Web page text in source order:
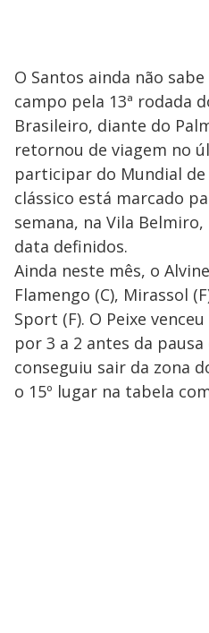
O Santos ainda não
campo pela 13ª rodada
Brasileiro, diante do
retornou de viagem no
participar do Mundial de
clássico está marcado
semana, na Vila
data definidos.
Ainda neste mês, o
Flamengo (C), Mirassol
Sport (F). O Peixe
por 3 a 2 antes da
conseguiu sair da zona
o 15º lugar na tabela